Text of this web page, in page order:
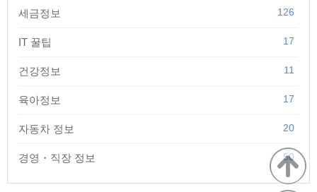
세금정보 126
IT 꿀팁 17
건강정보 11
육아정보 17
자동차 정보 20
경영・직장 정보 50